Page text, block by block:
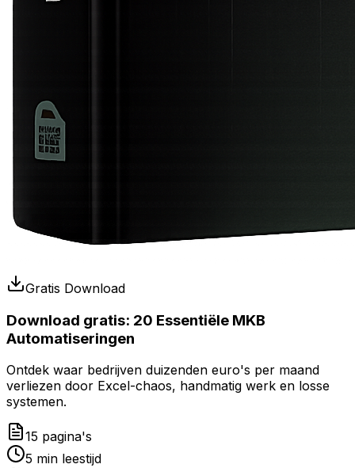
Gratis Download
Download gratis: 20 Essentiële MKB
Automatiseringen
Ontdek waar bedrijven duizenden euro's per maand
verliezen door Excel-chaos, handmatig werk en losse
systemen.
15 pagina's
5 min leestijd